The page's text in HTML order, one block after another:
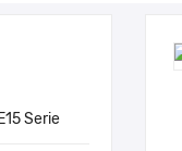
Serie